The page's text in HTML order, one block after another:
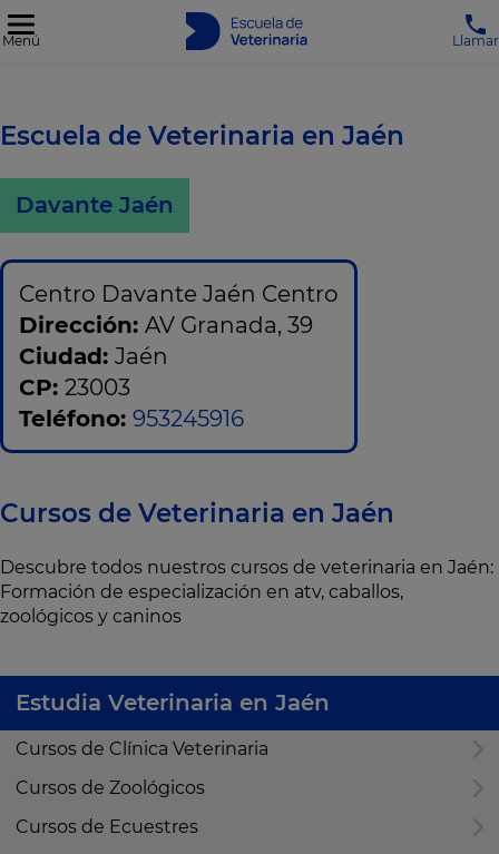
Menú Llamar
Escuela de Veterinaria en Jaén
Davante Jaén
Centro Davante Jaén Centro
Dirección: AV Granada, 39
Ciudad: Jaén
CP: 23003
Teléfono: 953245916
Cursos de Veterinaria en Jaén
Descubre todos nuestros cursos de veterinaria en Jaén:
Formación de especialización en atv, caballos,
zoológicos y caninos
Estudia Veterinaria en Jaén
Cursos de Clínica Veterinaria
Cursos de Zoológicos
Cursos de Ecuestres